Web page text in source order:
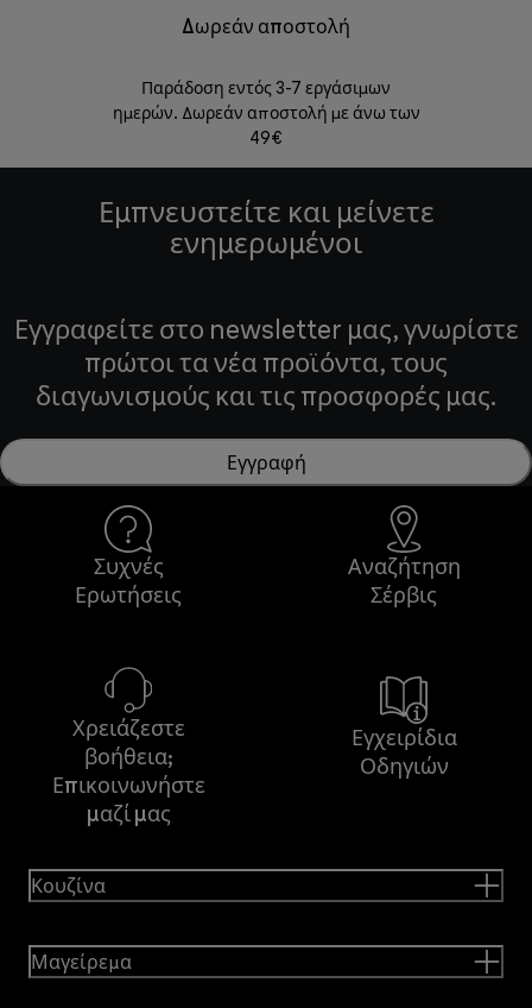
Δωρεάν αποστολή
Παράδοση εντός 3-7 εργάσιμων
ημερών. Δωρεάν αποστολή με άνω των
49€
Εμπνευστείτε και μείνετε
ενημερωμένοι
Εγγραφείτε στο newsletter μας, γνωρίστε
πρώτοι τα νέα προϊόντα, τους
διαγωνισμούς και τις προσφορές μας.
Εγγραφή
Συχνές
Ερωτήσεις
Αναζήτηση
Σέρβις
Χρειάζεστε
βοήθεια;
Επικοινωνήστε
μαζί μας
Εγχειρίδια
Οδηγιών
Κουζίνα
Μαγείρεμα